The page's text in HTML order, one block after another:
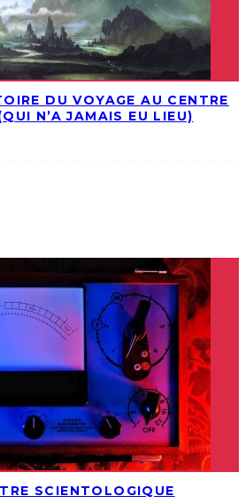
DU VOYAGE AU CENTRE
N’A JAMAIS EU LIEU)
SCIENTOLOGIQUE